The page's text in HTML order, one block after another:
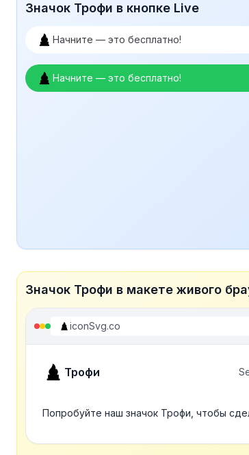
Значок Трофи в кнопке Live
Начните — это бесплатно!
Начните — это бесплатно!
Значок Трофи в макете живого
iconSvg.co
Трофи
Попробуйте наш значок Трофи, чтобы